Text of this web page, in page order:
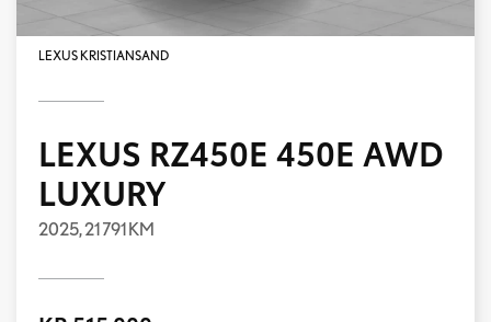
LEXUS KRISTIANSAND
LEXUS RZ450E 450E AWD
LUXURY
2025,21 791 KM